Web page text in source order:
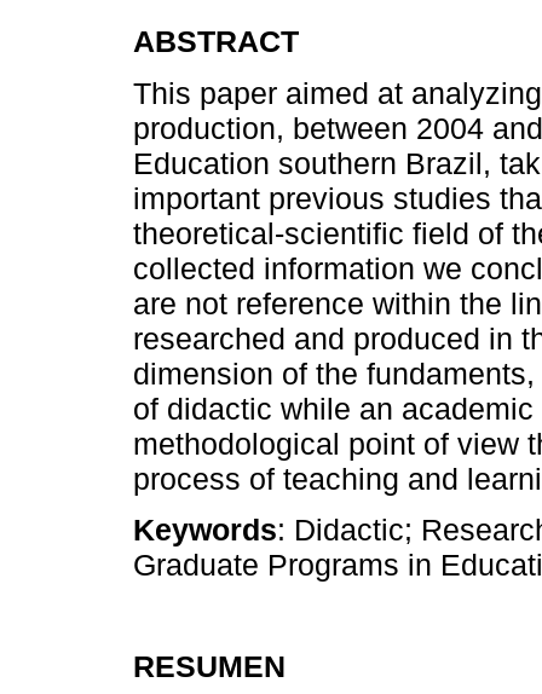
ABSTRACT
This paper aimed at
production, between 2004
Education southern Brazil,
important previous studies
theoretical-scientific field of
collected information we
are not reference within the
researched and produced in
dimension of the
of didactic while an
methodological point of view
process of teaching and
Keywords: Didactic;
Graduate Programs in
RESUMEN